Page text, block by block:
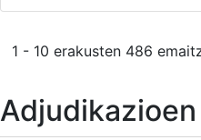
1 - 10 erakusten 486